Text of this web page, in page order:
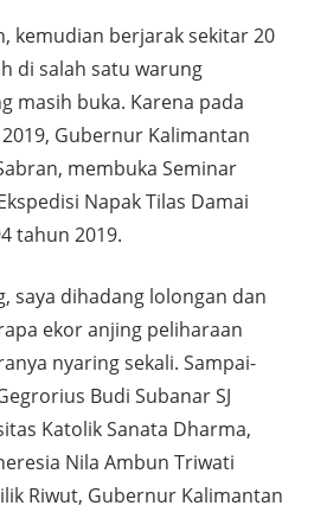
kemudian berjarak sekitar 20
di salah satu warung
masih buka. Karena pada
2019, Gubernur Kalimantan
membuka Seminar
Napak Tilas Damai
tahun 2019.
saya dihadang lolongan dan
ekor anjing peliharaan
nyaring sekali. Sampai-
Budi Subanar SJ
Katolik Sanata Dharma,
Nila Ambun Triwati
Riwut, Gubernur Kalimantan